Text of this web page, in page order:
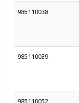
985110038
985110039
985110052